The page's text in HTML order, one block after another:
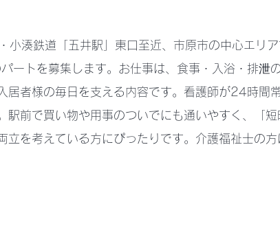
小湊鉄道「五井駅」東口至近、市原市の中心エリ
ートを募集します。お仕事は、食事・入浴・排泄
居者様の毎日を支える内容です。看護師が24時間
前で買い物や用事のついでにも通いやすく、「短
を考えている方にぴったりです。介護福祉士の方